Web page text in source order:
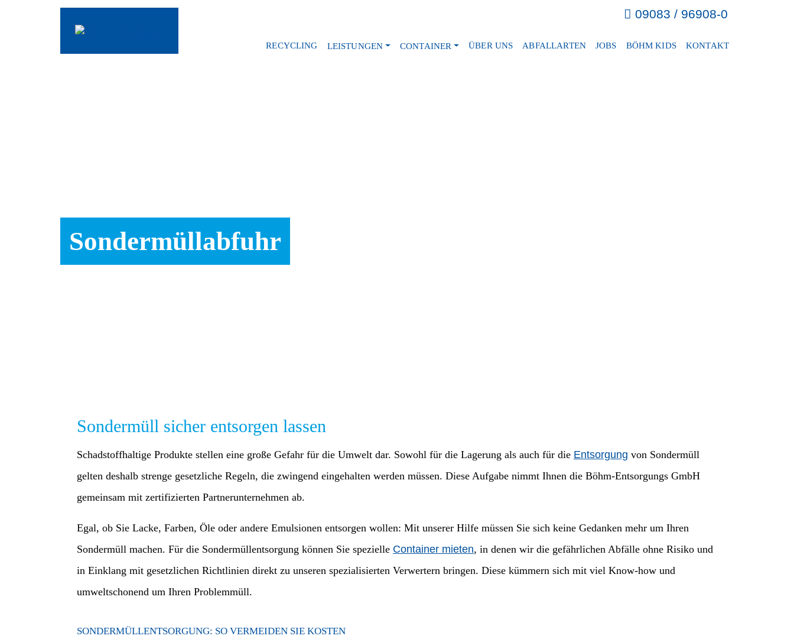
09083 / 96908-0
RECYCLING LEISTUNGEN CONTAINER ÜBER UNS ABFALLARTEN JOBS BÖHM KIDS KONTAKT
Sonder­müll­abfuhr
Sondermüll sicher entsorgen lassen
Schadstoffhaltige Produkte stellen eine große Gefahr für die Umwelt dar. Sowohl für die Lagerung als auch für die Entsorgung von Sondermüll
gelten deshalb strenge gesetzliche Regeln, die zwingend eingehalten werden müssen. Diese Aufgabe nimmt Ihnen die Böhm-Entsorgungs GmbH
gemeinsam mit zertifizierten Partnerunternehmen ab.
Egal, ob Sie Lacke, Farben, Öle oder andere Emulsionen entsorgen wollen: Mit unserer Hilfe müssen Sie sich keine Gedanken mehr um Ihren
Sondermüll machen. Für die Sondermüllentsorgung können Sie spezielle Container mieten, in denen wir die gefährlichen Abfälle ohne Risiko und
in Einklang mit gesetzlichen Richtlinien direkt zu unseren spezialisierten Verwertern bringen. Diese kümmern sich mit viel Know-how und
umweltschonend um Ihren Problemmüll.
SONDERMÜLLENTSORGUNG: SO VERMEIDEN SIE KOSTEN